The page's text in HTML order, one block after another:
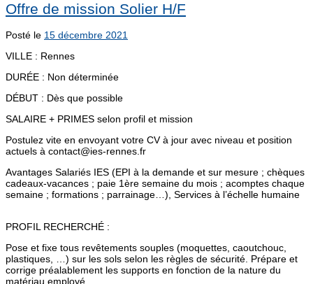
Offre de mission Solier H/F
Posté le 15 décembre 2021
VILLE : Rennes
DURÉE : Non déterminée
DÉBUT : Dès que possible
SALAIRE + PRIMES selon profil et mission
Postulez vite en envoyant votre CV à jour avec niveau et position
actuels à contact@ies-rennes.fr
Avantages Salariés IES (EPI à la demande et sur mesure ; chèques
cadeaux-vacances ; paie 1ère semaine du mois ; acomptes chaque
semaine ; formations ; parrainage…), Services à l’échelle humaine
PROFIL RECHERCHÉ :
Pose et fixe tous revêtements souples (moquettes, caoutchouc,
plastiques, …) sur les sols selon les règles de sécurité. Prépare et
corrige préalablement les supports en fonction de la nature du
matériau employé.